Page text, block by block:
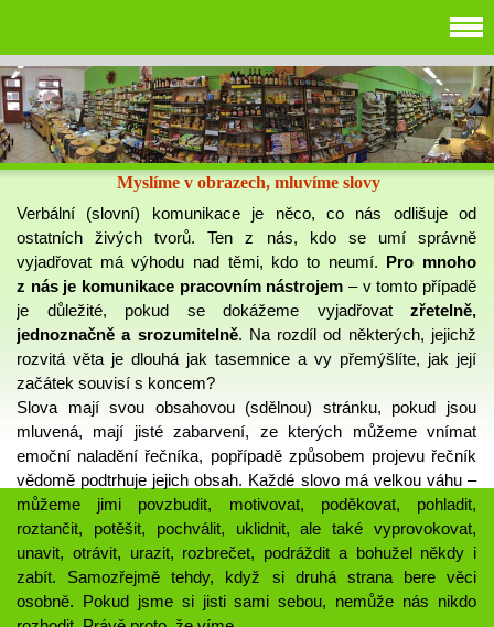
Myslíme v obrazech, mluvíme slovy
Verbální (slovní) komunikace je něco, co nás odlišuje od
ostatních živých tvorů. Ten z nás, kdo se umí správně
vyjadřovat má výhodu nad těmi, kdo to neumí.
Pro mnoho
z nás je komunikace pracovním nástrojem – v tomto případě
je důležité, pokud se dokážeme vyjadřovat zřetelně,
jednoznačně a srozumitelně. Na rozdíl od některých, jejichž
rozvitá věta je dlouhá jak tasemnice a vy přemýšlíte, jak její
začátek souvisí s koncem?
Slova mají svou obsahovou (sdělnou) stránku, pokud jsou
mluvená, mají jisté zabarvení, ze kterých můžeme vnímat
emoční naladění řečníka, popřípadě způsobem projevu řečník
vědomě podtrhuje jejich obsah. Každé slovo má velkou váhu –
můžeme jimi povzbudit, motivovat, poděkovat, pohladit,
roztančit, potěšit, pochválit, uklidnit, ale také vyprovokovat,
unavit, otrávit, urazit, rozbrečet, podráždit a bohužel někdy i
zabít. Samozřejmě tehdy, když si druhá strana bere věci
osobně. Pokud jsme si jisti sami sebou, nemůže nás nikdo